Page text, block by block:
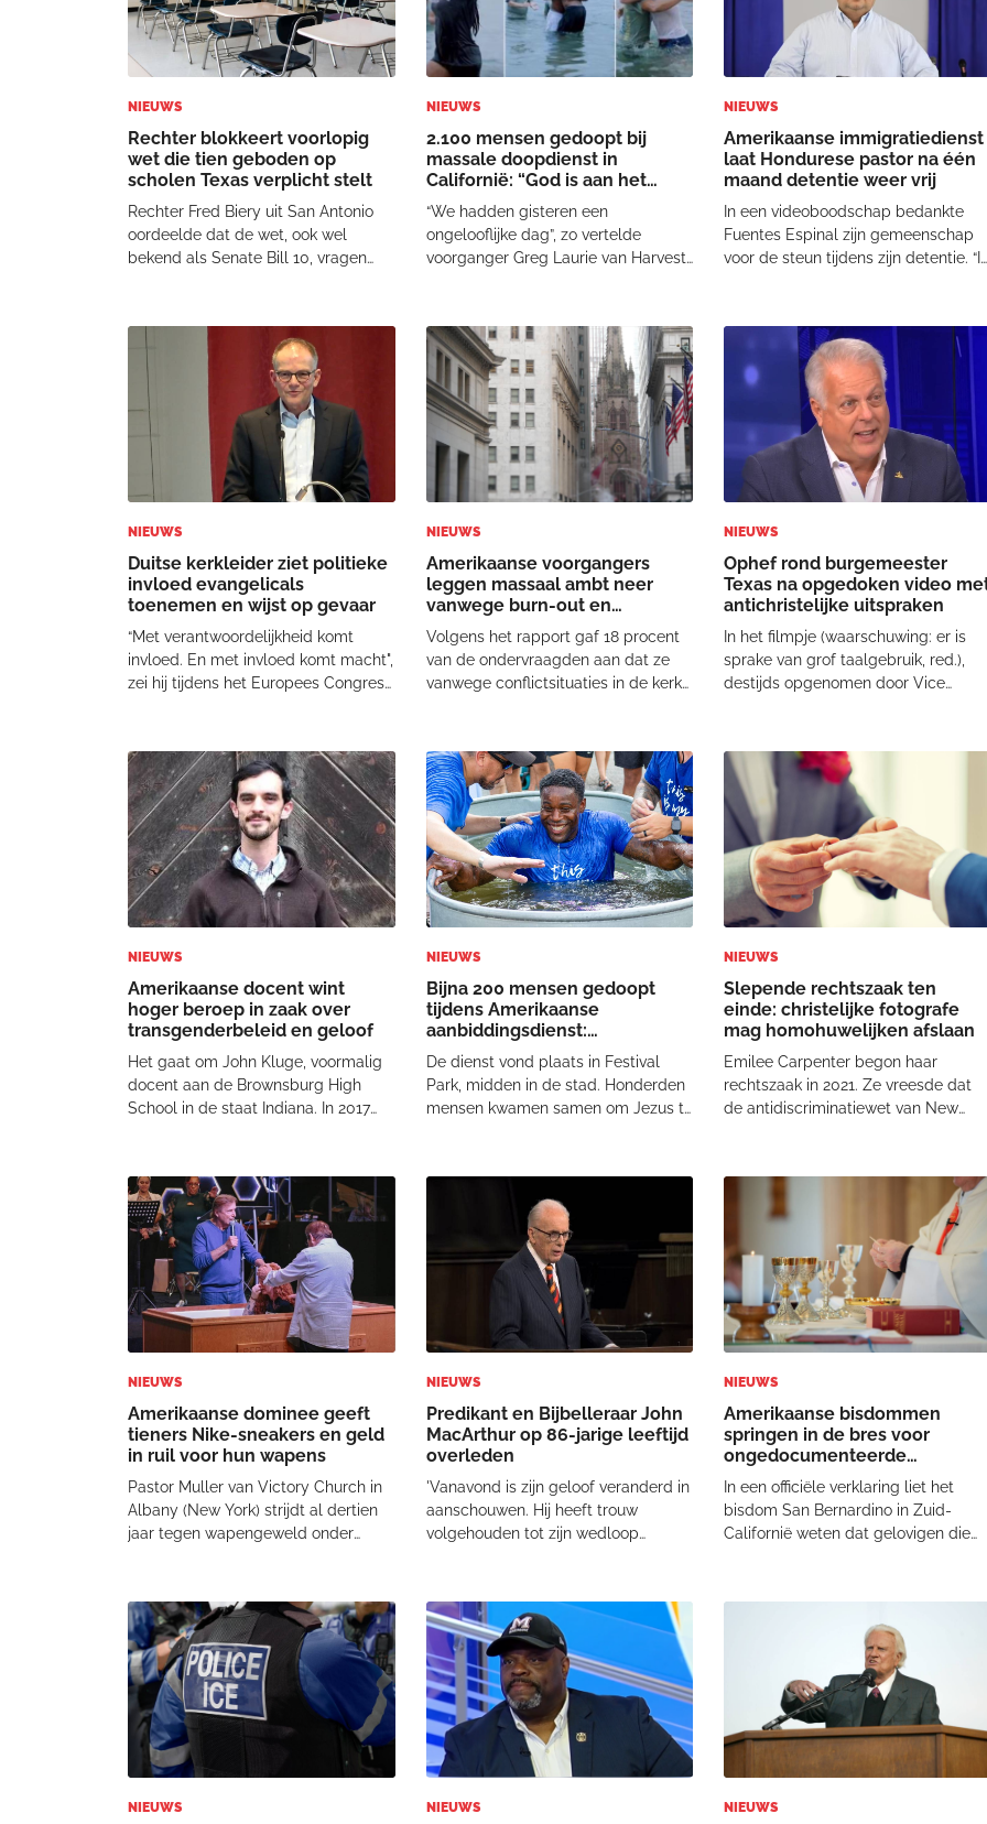
NIEUWS
Rechter blokkeert voorlopig
wet die tien geboden op
scholen Texas verplicht stelt
Rechter Fred Biery uit San Antonio
oordeelde dat de wet, ook wel
bekend als Senate Bill 10, vragen
de geboden in hun klaslokalen te
tonen. In zijn 55 pagina’s tellende
uitspraak s
NIEUWS
2.100 mensen gedoopt bij
massale doopdienst in
Californië: “God is aan het
werk”
“We hadden gisteren een
ongelooflijke dag”, zo vertelde
voorganger Greg Laurie van Harvest
dopen! Kunt u dat geloven?" Laurie,
wiens levensverhaal in 2023 centraal
stond in de film Jesu
NIEUWS
Amerikaanse immigratiedienst
laat Hondurese pastor na één
maand detentie weer vrij
In een videoboodschap bedankte
Fuentes Espinal zijn gemeenschap
voor de steun tijdens zijn detentie.
dit proces. Dank u voor uw gebeden.
Ik weet zeker dat God uw gebeden
heeft
NIEUWS
Duitse kerkleider ziet politieke
invloed evangelicals
toenemen en wijst op gevaar
“Met verantwoordelijkheid komt
invloed. En met invloed komt macht",
zei hij tijdens het Europees Congres
compromitteren. Het gevaar is dat
we macht gaan gebruiken zoals de
wereld
NIEUWS
Amerikaanse voorgangers
leggen massaal ambt neer
vanwege burn-out en
conflicten
Volgens het rapport gaf 18 procent
van de ondervraagden aan dat ze
vanwege conflictsituaties in de kerk
belangrijkste reden blijft echter een
'verandering in roeping'. Veertig
procent van de v
NIEUWS
Ophef rond burgemeester
Texas na opgedoken video
antichristelijke uitspraken
In het filmpje (waarschuwing: er is
sprake van grof taalgebruik, red.),
destijds opgenomen door Vice
grove beledigingen over diens
huwelijk. Ook sprak hij smalend over
een “stomme achterl
NIEUWS
Amerikaanse docent wint
hoger beroep in zaak over
transgenderbeleid en geloof
Het gaat om John Kluge, voormalig
docent aan de Brownsburg High
School in de staat Indiana. In 2017
spreken volgens hun
genderidentiteit in plaats van hun
biologische geslacht.
NIEUWS
Bijna 200 mensen gedoopt
tijdens Amerikaanse
aanbiddingsdienst:
"Ongelooflijke avond"
De dienst vond plaats in Festival
Park, midden in de stad. Honderden
mensen kwamen samen om Jezus te
moment in Festival Park vond plaats
toen circa 200 mensen besloten hun
NIEUWS
Slepende rechtszaak ten
einde: christelijke fotografe
mag homohuwelijken afslaan
Emilee Carpenter begon haar
rechtszaak in 2021. Ze vreesde dat
de antidiscriminatiewet van New
mensen van hetzelfde geslacht. Op
religieuze gronden wilde ze dat niet.
Ze was bang dat
NIEUWS
Amerikaanse dominee geeft
tieners Nike-sneakers en geld
in ruil voor hun wapens
Pastor Muller van Victory Church in
Albany (New York) strijdt al dertien
jaar tegen wapengeweld onder
meisje werd doodgeschoten door
een 14-jarige jongen. “En het was
een ‘community
NIEUWS
Predikant en Bijbelleraar John
MacArthur op 86-jarige leeftijd
overleden
'Vanavond is zijn geloof veranderd in
aanschouwen. Hij heeft trouw
volgehouden tot zijn wedloop
MacArthur oprichtte, op X.
Medevoorganger Tom Patton
vertelde een dag eerder al aan de
gemee
NIEUWS
Amerikaanse bisdommen
springen in de bres voor
ongedocumenteerde
migranten
In een officiële verklaring liet het
bisdom San Bernardino in Zuid-
Californië weten dat gelovigen die
zondagse eucharistieviering kunnen
komen, vrijgesteld zijn van deze
verplichting, zoals bepaal
NIEUWS NIEUWS NIEUWS